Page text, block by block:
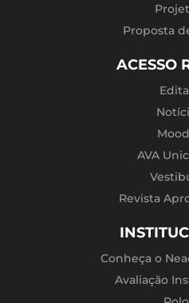
Proposta
ACESSO
AVA
Revista
Conheça o
Avaliação